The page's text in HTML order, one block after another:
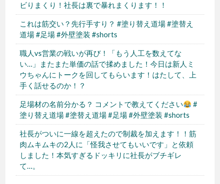
ビりまくり！社長は裏で暴れまくります！！
これは筋交い？先行手すり？ #塗り替え道場 #塗替え
道場 #足場 #外壁塗装 #shorts
職人vs営業の戦いが再び！「もう人工を数えてな
い…」またまた単価の話で揉めました！今日は新人ミ
ウちゃんにトークを回してもらいます！はたして、上
手く話せるのか！？
足場材の名前分かる？ コメントで教えてください
#
塗り替え道場 #塗替え道場 #足場 #外壁塗装 #shorts
社長がついに一線を超えたので制裁を加えます！！筋
肉ムキムキの2人に「怪我させてもいいです」と依頼
しました！本気すぎるドッキリに社長がブチギレ
て…。